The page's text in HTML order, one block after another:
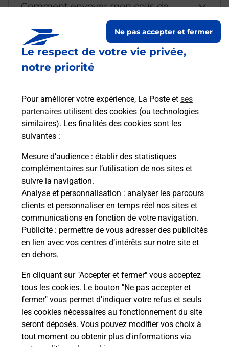
Le respect de votre vie privée,
notre priorité
Pour améliorer votre expérience, La Poste et ses
partenaires utilisent des cookies (ou technologies
similaires). Les finalités des cookies sont les
suivantes :
Mesure d’audience : établir des statistiques
complémentaires sur l’utilisation de nos sites et
suivre la navigation.
Analyse et personnalisation : analyser les parcours
clients et personnaliser en temps réel nos sites et
communications en fonction de votre navigation.
Publicité : permettre de vous adresser des publicités
en lien avec vos centres d’intérêts sur notre site et
en dehors.
En cliquant sur "Accepter et fermer" vous acceptez
tous les cookies. Le bouton "Ne pas accepter et
fermer" vous permet d'indiquer votre refus et seuls
les cookies nécessaires au fonctionnement du site
seront déposés. Vous pouvez modifier vos choix à
tout moment ou obtenir plus d'informations via
Ne pas accepter et fermer
Comment envoyer mon colis de
Est-il possible d’acheter un
emballage directement depuis un
Comment demander une
modification de livraison ?
Comment La Poste participe-t-elle
à votre sécurité au quotidien ?
Puis-je passer mon code de la route
avec La Poste et sous quelles
conditions ?
Localiser Liste Gironde ST AUBIN DE BLAYE